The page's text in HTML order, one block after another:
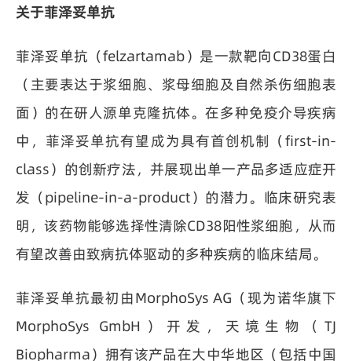
关于菲泽妥单抗
菲泽妥单抗（felzartamab）是一款靶向CD38蛋白
（主要表达于浆细胞、浆母细胞及自然杀伤细胞表
面）的在研人源单克隆抗体。在多种免疫介导疾病
中，菲泽妥单抗有望成为具有首创机制（first-in-
class）的创新疗法，并展现出单一产品多适应症开
发（pipeline-in-a-product）的潜力。临床研究表
明，该药物能够选择性清除CD38阳性浆细胞，从而
有望改善由致病抗体驱动的多种疾病的临床结局。
菲泽妥单抗最初由MorphoSys AG（现为诺华旗下
MorphoSys GmbH）开发，天境生物（TJ
Biopharma）拥有该产品在大中华地区（包括中国